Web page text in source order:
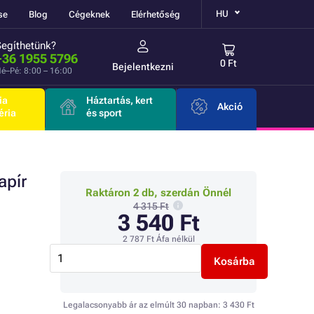
Blog Cégeknek Elérhetőség HU
1955 5796
8:00 – 16:00 Bejelentkezni 0 Ft
Háztartás, kert
és sport
Akció
Raktáron 2 db, szerdán Önnél
4 315 Ft
3 540 Ft
2 787 FtÁfa nélkül
Kosárba
Legalacsonyabb ár az elmúlt 30 napban: 3 430 Ft